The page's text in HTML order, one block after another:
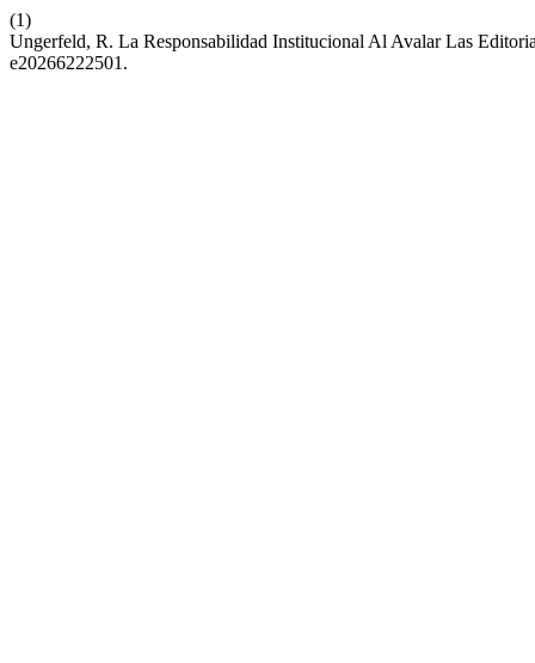
(1)
Ungerfeld, R. La Responsabilidad Institucional Al Avalar Las
e20266222501.